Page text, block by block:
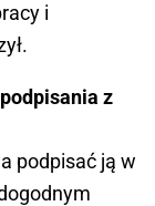
i
z
podpisać ją w